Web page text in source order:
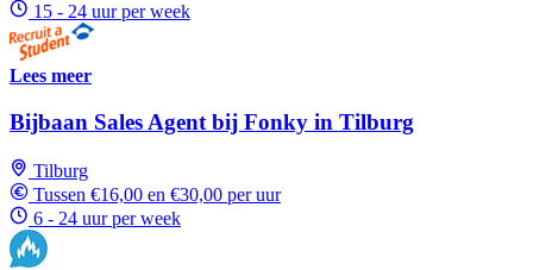
15 - 24 uur per week
Lees meer
Bijbaan Sales Agent bij Fonky in Tilburg
Tilburg
Tussen €16,00 en €30,00 per uur
6 - 24 uur per week